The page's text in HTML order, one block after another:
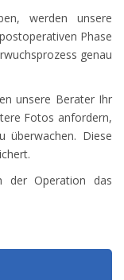
werden unsere
Phase
genau
unsere Berater Ihr
Fotos anfordern,
überwachen. Diese
der Operation das